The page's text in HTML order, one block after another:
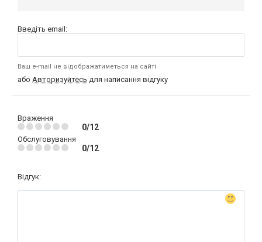
Введіть email:
Ваш e-mail не відображатиметься на сайті
або Авторизуйтесь для написання відгуку
Враження
0/12
Обслуговування
0/12
Відгук: